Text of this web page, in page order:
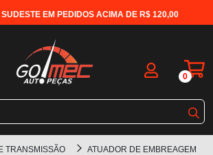
SUDESTE EM PEDIDOS ACIMA DE R$ 120,00
0
TRANSMISSÃO ATUADOR DE EMBREAGEM